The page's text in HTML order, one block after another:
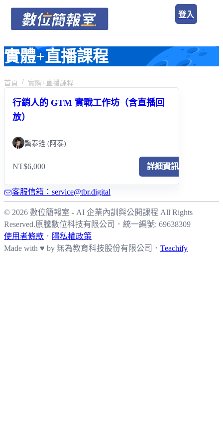
登入
實體+直播課程
首頁 實體+直播課程
行銷人的 GTM 實戰工作坊（含直播回
放）
龔泰銓 (阿泰)
NT$6,000 詳細資訊
客服信箱：service@tbr.digital
© 2026 數位簡報室 - AI 企業內訓與公開課程 All Rights
Reserved.原騰數位科技有限公司 ． 統一編號: 69638309
使用者條款 ． 隱私權政策
Made with ♥ by 無為教育科技股份有限公司． Teachify